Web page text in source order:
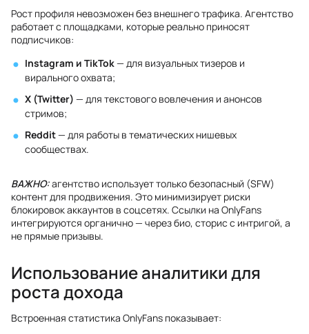
Рост профиля невозможен без внешнего трафика. Агентство
работает с площадками, которые реально приносят
подписчиков:
Instagram и TikTok— для визуальных тизеров и
вирального охвата;
X (Twitter) — для текстового вовлечения и анонсов
стримов;
Reddit— для работы в тематических нишевых
сообществах.
ВАЖНО:агентство использует только безопасный (SFW)
контент для продвижения. Это минимизирует риски
блокировок аккаунтов в соцсетях. Ссылки на OnlyFans
интегрируются органично — через био, сторис с интригой, а
не прямые призывы.
Использование аналитики для
роста дохода
Встроенная статистика OnlyFans показывает: